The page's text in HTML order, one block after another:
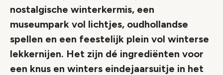
nostalgische winterkermis, een
museumpark vol lichtjes, oudhollandse
spellen en een feestelijk plein vol winterse
lekkernijen. Het zijn dé ingrediënten voor
een knus en winters eindejaarsuitje in het